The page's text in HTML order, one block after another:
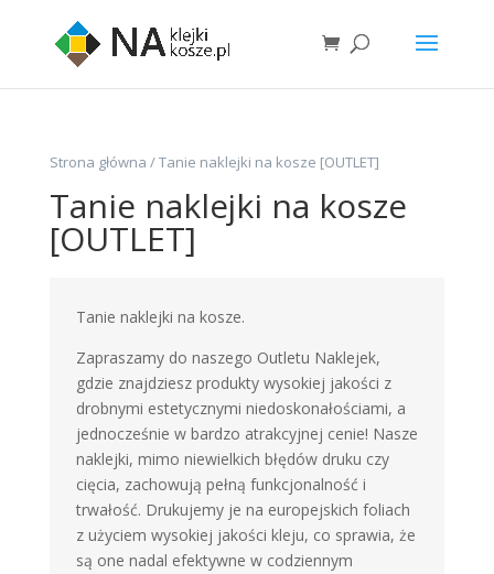
Strona główna / Tanie naklejki na kosze [OUTLET]
Tanie naklejki na kosze
[OUTLET]
Tanie naklejki na kosze.
Zapraszamy do naszego Outletu Naklejek,
gdzie znajdziesz produkty wysokiej jakości z
drobnymi estetycznymi niedoskonałościami, a
jednocześnie w bardzo atrakcyjnej cenie! Nasze
naklejki, mimo niewielkich błędów druku czy
cięcia, zachowują pełną funkcjonalność i
trwałość. Drukujemy je na europejskich foliach
z użyciem wysokiej jakości kleju, co sprawia, że
są one nadal efektywne w codziennym